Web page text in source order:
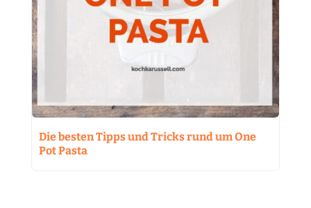
Die besten Tipps und Tricks rund um One
Pot Pasta